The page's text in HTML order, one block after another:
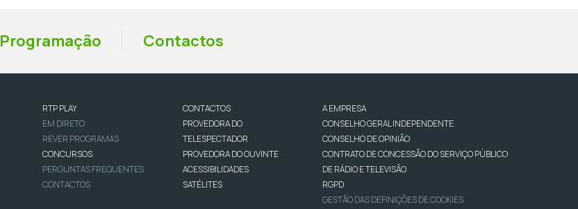
Programação Contactos
RTP PLAY
EM DIRETO
REVER PROGRAMAS
CONCURSOS
PERGUNTAS FREQUENTES
CONTACTOS
CONTACTOS
PROVEDORA DO
TELESPECTADOR
PROVEDORA DO OUVINTE
ACESSIBILIDADES
SATÉLITES
A EMPRESA
CONSELHO GERAL INDEPENDENTE
CONSELHO DE OPINIÃO
CONTRATO DE CONCESSÃO DO SERVIÇO PÚBLICO
DE RÁDIO E TELEVISÃO
RGPD
GESTÃO DAS DEFINIÇÕES DE COOKIES